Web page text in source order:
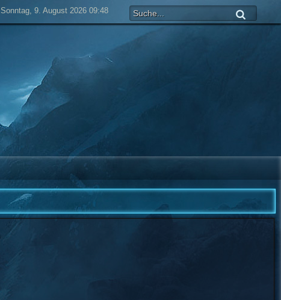
Sonntag, 9. August 2026 09:48